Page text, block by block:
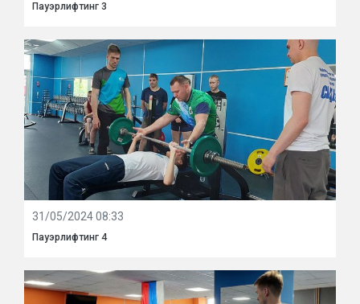
Пауэрлифтинг 3
31/05/2024 08:33
Пауэрлифтинг 4